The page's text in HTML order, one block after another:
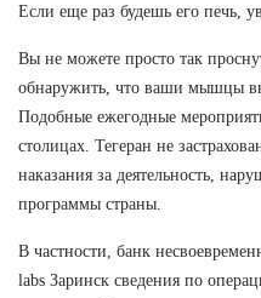
Если еще раз будешь его печь,
Вы не можете просто так
обнаружить, что ваши мышцы
Подобные ежегодные
столицах. Тегеран не
наказания за деятельность,
программы страны.
В частности, банк
labs Заринск сведения по